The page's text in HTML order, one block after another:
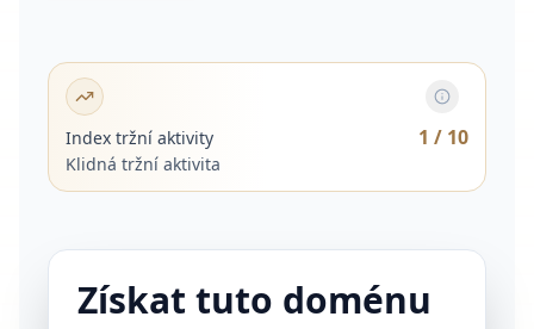
Index tržní aktivity 1 / 10
Klidná tržní aktivita
Získat tuto doménu